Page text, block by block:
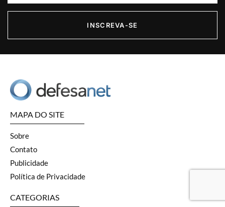
INSCREVA-SE
MAPA DO SITE
Sobre
Contato
Publicidade
Política de Privacidade
CATEGORIAS